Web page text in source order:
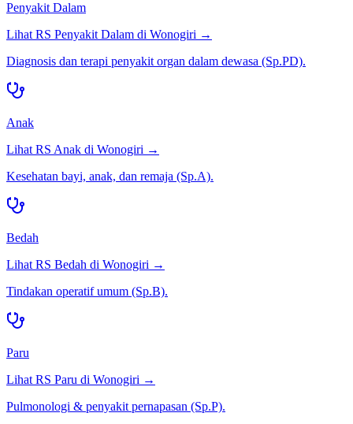
Penyakit Dalam
Lihat RS Penyakit Dalam di Wonogiri →
Diagnosis dan terapi penyakit organ dalam dewasa (Sp.PD).
Anak
Lihat RS Anak di Wonogiri →
Kesehatan bayi, anak, dan remaja (Sp.A).
Bedah
Lihat RS Bedah di Wonogiri →
Tindakan operatif umum (Sp.B).
Paru
Lihat RS Paru di Wonogiri →
Pulmonologi & penyakit pernapasan (Sp.P).